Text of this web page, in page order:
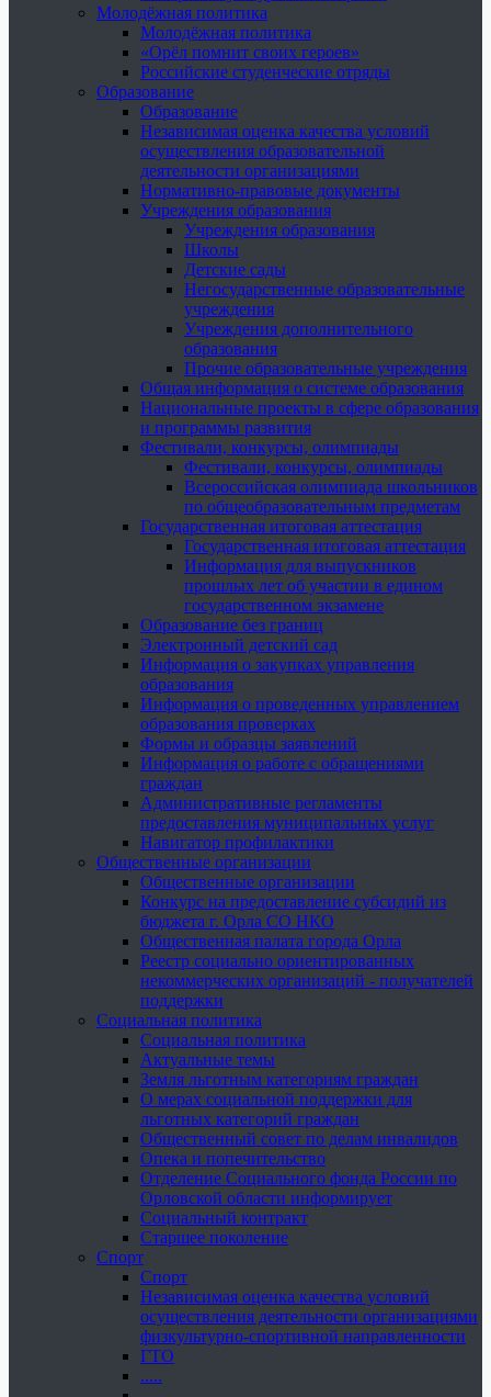
Молодёжная политика
Молодёжная политика
«Орёл помнит своих героев»
Российские студенческие отряды
Образование
Образование
Независимая оценка качества условий
осуществления образовательной
деятельности организациями
Нормативно-правовые документы
Учреждения образования
Учреждения образования
Школы
Детские сады
Негосударственные образовательные
учреждения
Учреждения дополнительного
образования
Прочие образовательные учреждения
Общая информация о системе образования
Национальные проекты в сфере образования
и программы развития
Фестивали, конкурсы, олимпиады
Фестивали, конкурсы, олимпиады
Всероссийская олимпиада школьников
по общеобразовательным предметам
Государственная итоговая аттестация
Государственная итоговая аттестация
Информация для выпускников
прошлых лет об участии в едином
государственном экзамене
Образование без границ
Электронный детский сад
Информация о закупках управления
образования
Информация о проведенных управлением
образования проверках
Формы и образцы заявлений
Информация о работе с обращениями
граждан
Административные регламенты
предоставления муниципальных услуг
Навигатор профилактики
Общественные организации
Общественные организации
Конкурс на предоставление субсидий из
бюджета г. Орла СО НКО
Общественная палата города Орла
Реестр социально ориентированных
некоммерческих организаций - получателей
поддержки
Социальная политика
Социальная политика
Актуальные темы
Земля льготным категориям граждан
О мерах социальной поддержки для
льготных категорий граждан
Общественный совет по делам инвалидов
Опека и попечительство
Отделение Социального фонда России по
Орловской области информирует
Социальный контракт
Старшее поколение
Спорт
Спорт
Независимая оценка качества условий
осуществления деятельности организациями
физкультурно-спортивной направленности
ГТО
.....